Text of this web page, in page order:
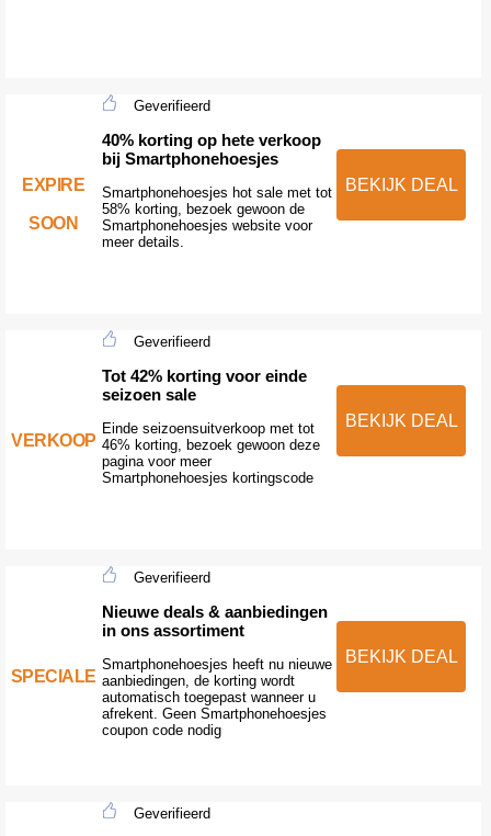
EXPIRE
SOON
Geverifieerd
40% korting op hete verkoop
bij Smartphonehoesjes
Smartphonehoesjes hot sale met tot
58% korting, bezoek gewoon de
Smartphonehoesjes website voor
meer details.
BEKIJK DEAL
VERKOOP
Geverifieerd
Tot 42% korting voor einde
seizoen sale
Einde seizoensuitverkoop met tot
46% korting, bezoek gewoon deze
pagina voor meer
Smartphonehoesjes kortingscode
BEKIJK DEAL
SPECIALE
Geverifieerd
Nieuwe deals & aanbiedingen
in ons assortiment
Smartphonehoesjes heeft nu nieuwe
aanbiedingen, de korting wordt
automatisch toegepast wanneer u
afrekent. Geen Smartphonehoesjes
coupon code nodig
BEKIJK DEAL
Geverifieerd